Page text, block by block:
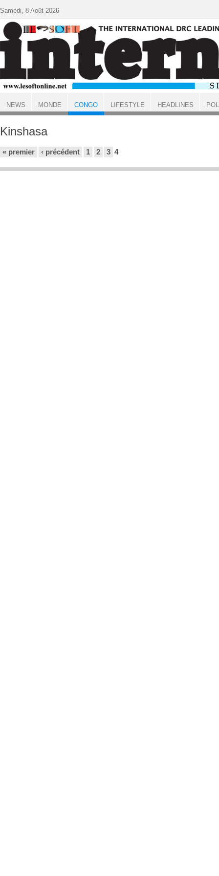
ACCUEIL CONGO
Kinshasa
« premier ‹ précédent 1 2 3 4
Samedi, 8 Août 2026
NEWS MONDE CONGO LIFESTYLE HEADLINES